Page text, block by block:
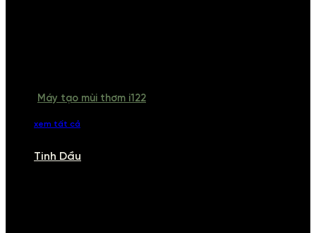
Máy tạo mùi thơm i122
xem tất cả
Tinh Dầu